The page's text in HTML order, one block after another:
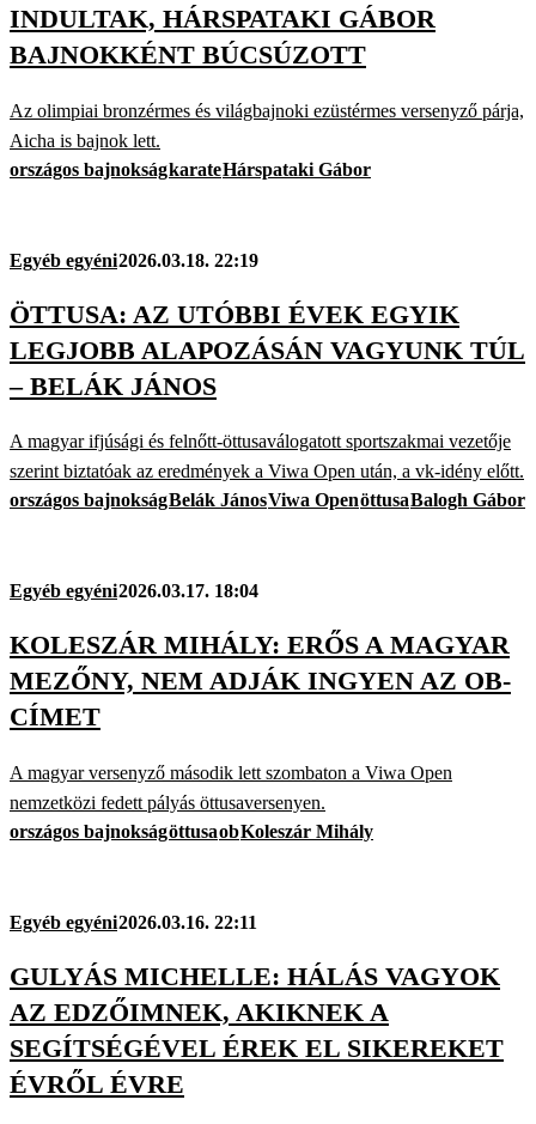
INDULTAK, HÁRSPATAKI GÁBOR
BAJNOKKÉNT BÚCSÚZOTT
Az olimpiai bronzérmes és világbajnoki ezüstérmes versenyző párja,
Aicha is bajnok lett.
országos bajnokságkarateHárspataki Gábor
Egyéb egyéni2026.03.18. 22:19
ÖTTUSA: AZ UTÓBBI ÉVEK EGYIK
LEGJOBB ALAPOZÁSÁN VAGYUNK TÚL
– BELÁK JÁNOS
A magyar ifjúsági és felnőtt-öttusaválogatott sportszakmai vezetője
szerint biztatóak az eredmények a Viwa Open után, a vk-idény előtt.
országos bajnokságBelák JánosViwa OpenöttusaBalogh Gábor
Egyéb egyéni2026.03.17. 18:04
KOLESZÁR MIHÁLY: ERŐS A MAGYAR
MEZŐNY, NEM ADJÁK INGYEN AZ OB-
CÍMET
A magyar versenyző második lett szombaton a Viwa Open
nemzetközi fedett pályás öttusaversenyen.
országos bajnokságöttusaobKoleszár Mihály
Egyéb egyéni2026.03.16. 22:11
GULYÁS MICHELLE: HÁLÁS VAGYOK
AZ EDZŐIMNEK, AKIKNEK A
SEGÍTSÉGÉVEL ÉREK EL SIKEREKET
ÉVRŐL ÉVRE